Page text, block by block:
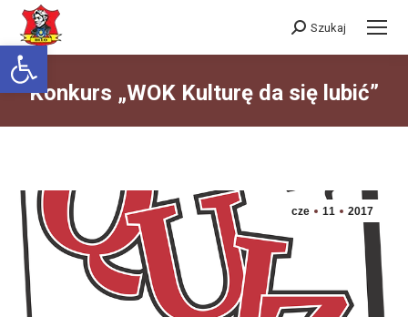
Otwórz pasek narzędzi
Szukaj:
Szukaj
Konkurs „WOK Kulturę da się lubić”
cze 11 2017